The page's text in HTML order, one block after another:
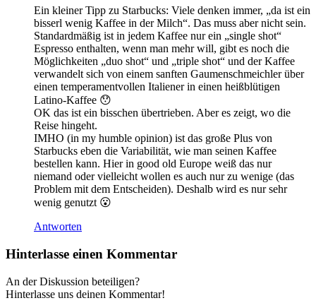
Ein kleiner Tipp zu Starbucks: Viele denken immer, „da ist ein
bisserl wenig Kaffee in der Milch“. Das muss aber nicht sein.
Standardmäßig ist in jedem Kaffee nur ein „single shot“
Espresso enthalten, wenn man mehr will, gibt es noch die
Möglichkeiten „duo shot“ und „triple shot“ und der Kaffee
verwandelt sich von einem sanften Gaumenschmeichler über
einen temperamentvollen Italiener in einen heißblütigen
Latino-Kaffee 😯
OK das ist ein bisschen übertrieben. Aber es zeigt, wo die
Reise hingeht.
IMHO (in my humble opinion) ist das große Plus von
Starbucks eben die Variabilität, wie man seinen Kaffee
bestellen kann. Hier in good old Europe weiß das nur
niemand oder vielleicht wollen es auch nur zu wenige (das
Problem mit dem Entscheiden). Deshalb wird es nur sehr
wenig genutzt 😮
Antworten
Hinterlasse einen Kommentar
An der Diskussion beteiligen?
Hinterlasse uns deinen Kommentar!